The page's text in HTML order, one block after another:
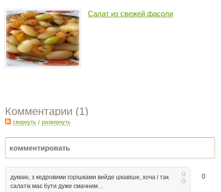
Салат из свежей фасоли
Комментарии (1)
свернуть / развернуть
0
думаю, з кедровими горішками вийде цікавіше, хоча і так
салатік має бути дуже смачним…